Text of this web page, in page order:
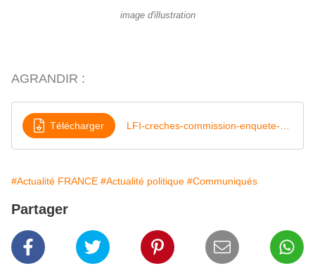
image d'illustration
AGRANDIR :
Télécharger
#Actualité FRANCE #Actualité politique #Communiqués
Partager